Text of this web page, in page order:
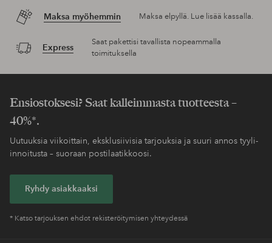
Maksa myöhemmin Maksa elpyllä. Lue lisää kassalla.
Express
Saat pakettisi tavallista nopeammalla
toimituksella
Ensiostoksesi? Saat kalleimmasta tuotteesta –
40%*.
Uutuuksia viikoittain, eksklusiivisia tarjouksia ja suuri annos tyyli-
innoitusta – suoraan postilaatikkoosi.
Ryhdy asiakkaaksi
* Katso tarjouksen ehdot rekisteröitymisen yhteydessä